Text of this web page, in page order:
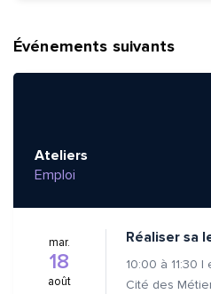
Événements suivants
Ateliers
Emploi
mar.
18
août
Réaliser sa
10:00 à 11:30 |